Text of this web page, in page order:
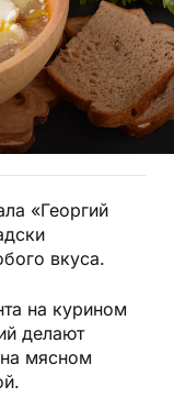
«Георгий
вкуса.
на курином
делают
мясном